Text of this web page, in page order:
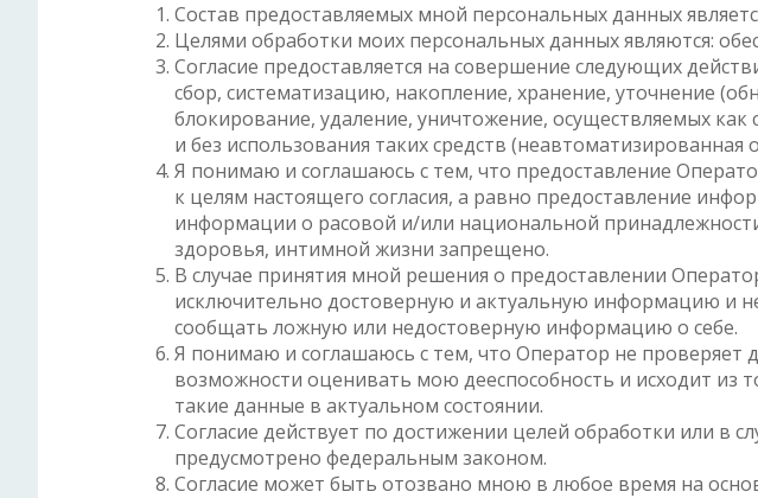
Состав предоставляемых мной персональных данных
Целями обработки моих персональных данных являются:
Согласие предоставляется на совершение следующих
сбор, систематизацию, накопление, хранение, уточнение
блокирование, удаление, уничтожение, осуществляемых
и без использования таких средств (неавтоматизированная
Я понимаю и соглашаюсь с тем, что предоставление
к целям настоящего согласия, а равно предоставление
информации о расовой и/или национальной
здоровья, интимной жизни запрещено.
В случае принятия мной решения о предоставлении
исключительно достоверную и актуальную информацию и
сообщать ложную или недостоверную информацию о себе.
Я понимаю и соглашаюсь с тем, что Оператор не проверяет
возможности оценивать мою дееспособность и исходит
такие данные в актуальном состоянии.
Согласие действует по достижении целей обработки или в
предусмотрено федеральным законом.
Согласие может быть отозвано мною в любое время на